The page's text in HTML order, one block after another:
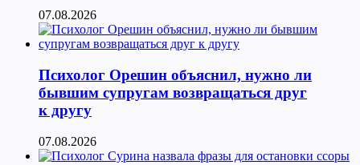
07.08.2026
Психолог Орешин объяснил, нужно ли
бывшим супругам возвращаться друг
к другу
07.08.2026